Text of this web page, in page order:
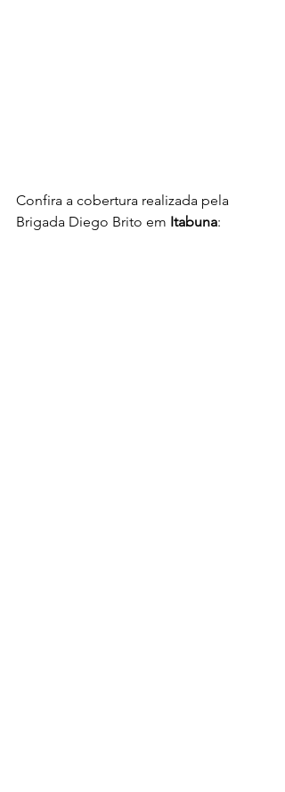
Confira a cobertura realizada pela
Brigada Diego Brito em Itabuna: